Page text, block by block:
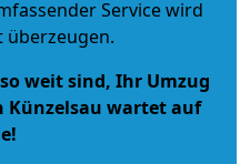
Service wird
überzeugen.
weit sind, Ihr Umzug
Künzelsau wartet auf